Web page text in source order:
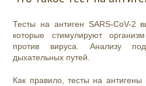
Тесты на антиген SARS-CoV-2
которые стимулируют
против вируса. Анализу
дыхательных путей.
Как правило, тесты на